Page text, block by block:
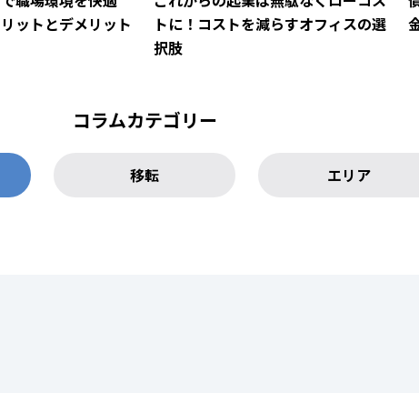
ットとデメリット
トに！コストを減らすオフィスの選
択肢
コラムカテゴリー
移転 エリア